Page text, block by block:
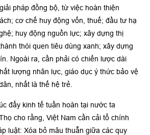
pháp đồng bộ, từ việc hoàn thiện
cơ chế huy động vốn, thuế; đầu tư hạ
huy động nguồn lực; xây dựng thị
thói quen tiêu dùng xanh; xây dựng
Ngoài ra, cần phải có chiến lược dài
lượng nhân lực, giáo dục ý thức bảo vệ
nhất là thế hệ trẻ.
đẩy kinh tế tuần hoàn tại nước ta
cho rằng, Việt Nam cần cải tổ chính
luật: Xóa bỏ mâu thuẫn giữa các quy